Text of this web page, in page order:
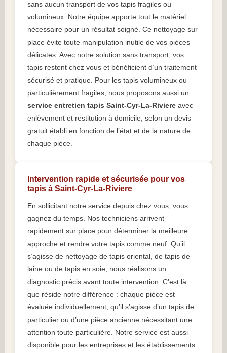
sans aucun transport de vos tapis fragiles ou
volumineux. Notre équipe apporte tout le matériel
nécessaire pour un résultat soigné. Ce nettoyage sur
place évite toute manipulation inutile de vos pièces
délicates. Avec notre solution sans transport, vos
tapis restent chez vous et bénéficient d’un traitement
sécurisé et pratique. Pour les tapis volumineux ou
particulièrement fragiles, nous proposons aussi un
service entretien tapis Saint-Cyr-La-Riviere avec
enlèvement et restitution à domicile, selon un devis
gratuit établi en fonction de l’état et de la nature de
chaque pièce.
Intervention rapide et sécurisée pour vos
tapis à Saint-Cyr-La-Riviere
En sollicitant notre service depuis chez vous, vous
gagnez du temps. Nos techniciens arrivent
rapidement sur place pour déterminer la meilleure
approche et rendre votre tapis comme neuf. Qu’il
s’agisse de nettoyage de tapis oriental, de tapis de
laine ou de tapis en soie, nous réalisons un
diagnostic précis avant toute intervention. C’est là
que réside notre différence : chaque pièce est
évaluée individuellement, qu’il s’agisse d’un tapis de
particulier ou d’une pièce ancienne nécessitant une
attention toute particulière. Notre service est aussi
disponible pour les entreprises et les établissements